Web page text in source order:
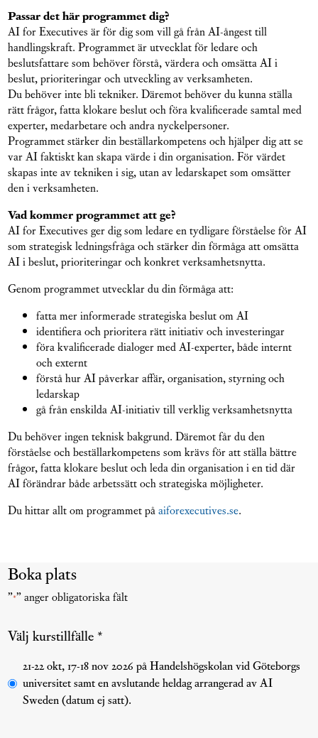
Passar det här programmet dig?
AI for Executives är för dig som vill gå från AI-ångest till
handlingskraft. Programmet är utvecklat för ledare och
beslutsfattare som behöver förstå, värdera och omsätta AI i
beslut, prioriteringar och utveckling av verksamheten.
Du behöver inte bli tekniker. Däremot behöver du kunna ställa
rätt frågor, fatta klokare beslut och föra kvalificerade samtal med
experter, medarbetare och andra nyckelpersoner.
Programmet stärker din beställarkompetens och hjälper dig att se
var AI faktiskt kan skapa värde i din organisation. För värdet
skapas inte av tekniken i sig, utan av ledarskapet som omsätter
den i verksamheten.
Vad kommer programmet att ge?
AI for Executives ger dig som ledare en tydligare förståelse för AI
som strategisk ledningsfråga och stärker din förmåga att omsätta
AI i beslut, prioriteringar och konkret verksamhetsnytta.
Genom programmet utvecklar du din förmåga att:
fatta mer informerade strategiska beslut om AI
identifiera och prioritera rätt initiativ och investeringar
föra kvalificerade dialoger med AI-experter, både internt
och externt
förstå hur AI påverkar affär, organisation, styrning och
ledarskap
gå från enskilda AI-initiativ till verklig verksamhetsnytta
Du behöver ingen teknisk bakgrund. Däremot får du den
förståelse och beställarkompetens som krävs för att ställa bättre
frågor, fatta klokare beslut och leda din organisation i en tid där
AI förändrar både arbetssätt och strategiska möjligheter.
Du hittar allt om programmet påaiforexecutives.se.
Boka plats
”*” anger obligatoriska fält
Välj kurstillfälle *
Programomgång
21-22 okt, 17-18 nov 2026 på Handelshögskolan vid Göteborgs
universitet samt en avslutande heldag arrangerad av AI
Sweden (datum ej satt).